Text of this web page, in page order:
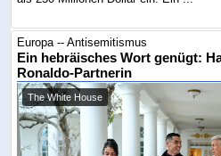
Europa -- Antisemitismus
Ein hebräisches Wort genügt:
Ronaldo-Partnerin
The White House